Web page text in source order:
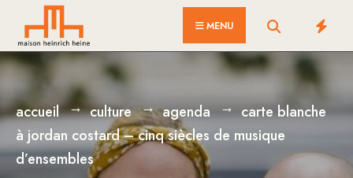
content
MENU
accueil culture agenda
carte blanche
à jordan costard – cinq siècles de musique
d’ensembles